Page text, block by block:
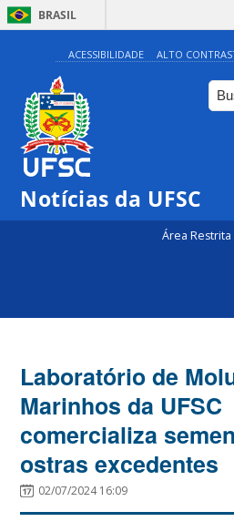
BRASIL
ACESSIBILIDADE ALTO
Notícias da UFSC
Área Restrita
Laboratório de
Marinhos da UFSC
comercializa
ostras excedentes
02/07/2024 16:09